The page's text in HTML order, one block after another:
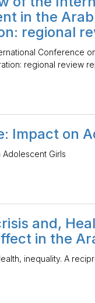
in the
regional
Conference
regional review
Impact on
Adolescent Girls
and,
in the
inequality. A